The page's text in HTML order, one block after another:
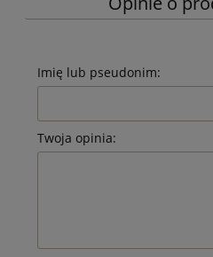
Imię lub pseudonim:
Twoja opinia: